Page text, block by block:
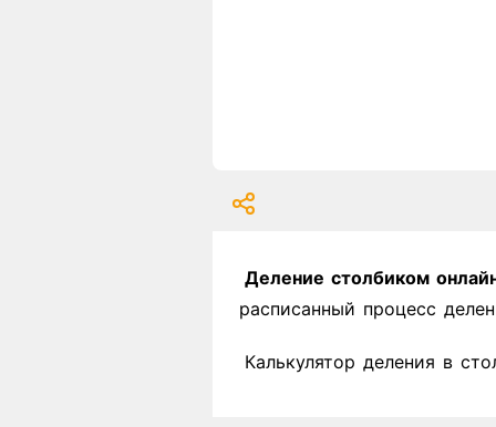
Деление столбиком
расписанный процесс
Калькулятор деления в